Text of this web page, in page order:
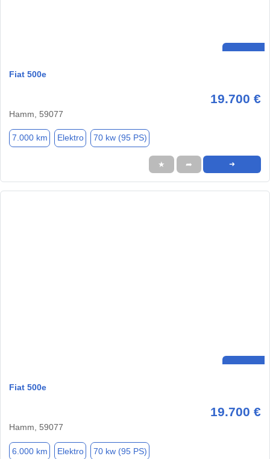
Fiat 500e
19.700 €
Hamm, 59077
7.000 km Elektro 70 kw (95 PS)
★ ➦ ➜
Fiat 500e
19.700 €
Hamm, 59077
6.000 km Elektro 70 kw (95 PS)